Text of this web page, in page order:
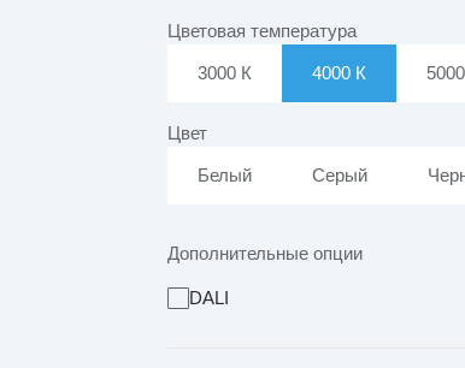
Цветовая температура
3000 К 4000 К
Цвет
Белый Серый
Дополнительные опции
DALI